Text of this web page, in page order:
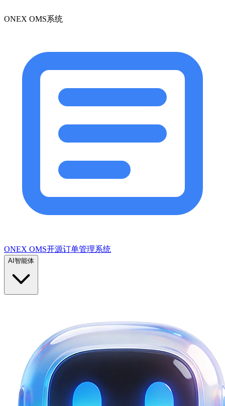
ONEX OMS系统
ONEX OMS开源订单管理系统
AI智能体